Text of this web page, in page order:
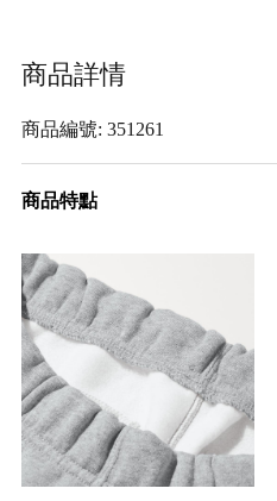
商品詳情
商品編號: 351261
商品特點